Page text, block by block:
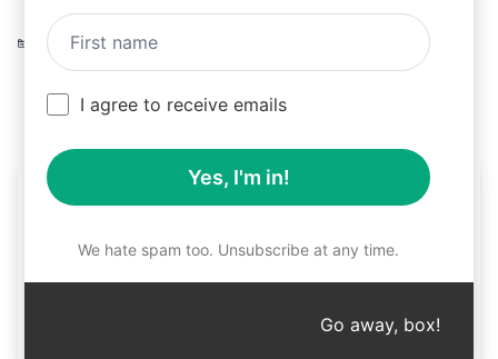
Home / AI Prompts
Keywords
Prompts / Cím és Kulcsszó Generátor
rodiego
March 12, 2026
4,031
0 2,680
Cím és Kulcsszó
Generátor
I agree to receive emails
Yes, I'm in!
We hate spam too. Unsubscribe at any time.
Go away, box!